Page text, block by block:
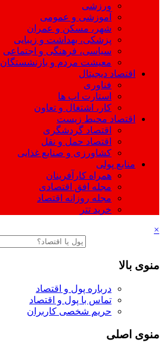
ورزشی
آموزشی و عمومی
شهر، مسکن و عمران
پزشکی، بهداشت و زیبایی
سیاسی، فرهنگی و اجتماعی
معیشت مردم و بازنشستگان
اقتصاد دیجیتال
فناوری
استارت اپ ها
کار، اشتغال و تعاون
اقتصاد محیط زیست
اقتصاد گردشگری
اقتصاد حمل و نقل
کشاورزی و صنایع غذایی
منابع پولی
همراه کارآفرینان
مجله افق اقتصادی
مجله روزانه اقتصاد
خرید تتر
×
منوی بالا
درباره پول و اقتصاد
تماس با پول و اقتصاد
حریم شخصی کاربران
منوی اصلی